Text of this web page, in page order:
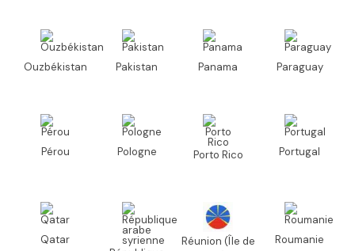
Ouzbékistan Pakistan Panama Paraguay
Pérou Pologne Porto Rico Portugal
Qatar
Réunion (Île de
Roumanie